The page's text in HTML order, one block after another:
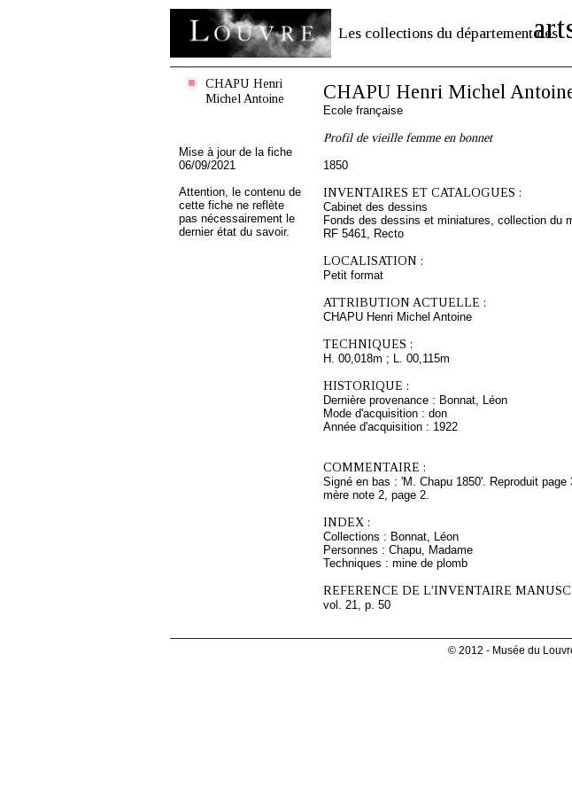
Les collections du département des
CHAPU Henri
Michel Antoine
Mise à jour de la fiche
06/09/2021
Attention, le contenu de
cette fiche ne reflète
pas nécessairement le
dernier état du savoir.
CHAPU Henri Michel
Ecole française
Profil de vieille femme en bonnet
1850
INVENTAIRES ET CATALOGUES :
Cabinet des dessins
Fonds des dessins et miniatures, collection du
RF 5461, Recto
LOCALISATION :
Petit format
ATTRIBUTION ACTUELLE :
CHAPU Henri Michel Antoine
TECHNIQUES :
H. 00,018m ; L. 00,115m
HISTORIQUE :
Dernière provenance : Bonnat, Léon
Mode d'acquisition : don
Année d'acquisition : 1922
COMMENTAIRE :
Signé en bas : 'M. Chapu 1850'. Reproduit
mère note 2, page 2.
INDEX :
Collections : Bonnat, Léon
Personnes : Chapu, Madame
Techniques : mine de plomb
REFERENCE DE L'INVENTAIRE
vol. 21, p. 50
© 2012 - Musée du